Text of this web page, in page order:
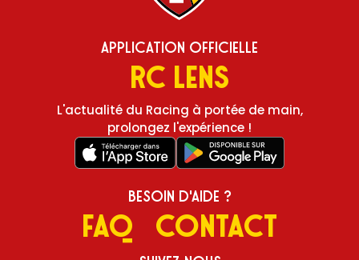
Application Officielle
RC Lens
L'actualité du Racing à portée de main,
prolongez l'expérience !
Besoin d'aide ?
FAQ Contact